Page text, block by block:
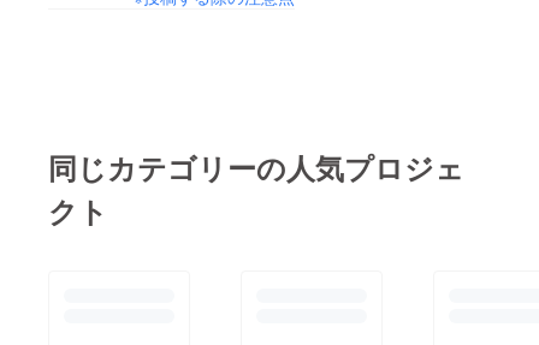
同じカテゴリーの人気プロジェ
クト